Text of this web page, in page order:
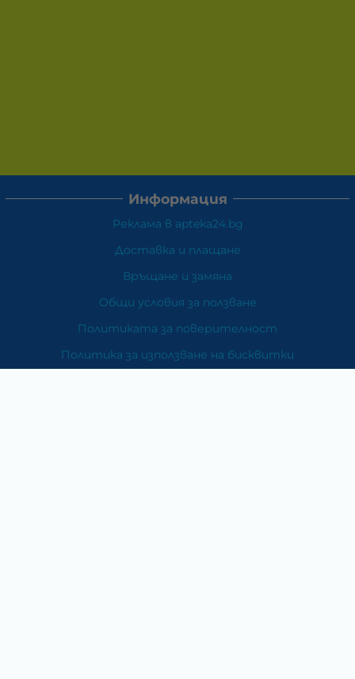
Информация
Реклама в apteka24.bg
Доставка и плащане
Връщане и замяна
Общи условия за ползване
Политиката за поверителност
Политика за използване на бисквитки